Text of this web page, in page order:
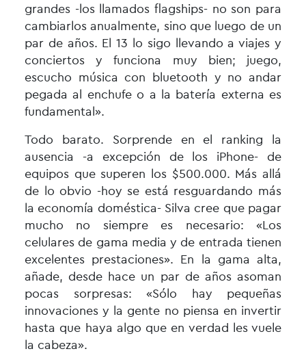
grandes -los llamados flagships- no son para
cambiarlos anualmente, sino que luego de un
par de años. El 13 lo sigo llevando a viajes y
conciertos y funciona muy bien; juego,
escucho música con bluetooth y no andar
pegada al enchufe o a la batería externa es
fundamental».
Todo barato. Sorprende en el ranking la
ausencia -a excepción de los iPhone- de
equipos que superen los $500.000. Más allá
de lo obvio -hoy se está resguardando más
la economía doméstica- Silva cree que pagar
mucho no siempre es necesario: «Los
celulares de gama media y de entrada tienen
excelentes prestaciones». En la gama alta,
añade, desde hace un par de años asoman
pocas sorpresas: «Sólo hay pequeñas
innovaciones y la gente no piensa en invertir
hasta que haya algo que en verdad les vuele
la cabeza».